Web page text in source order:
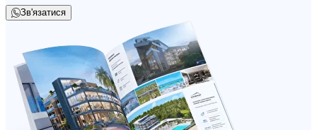
Зв'язатися